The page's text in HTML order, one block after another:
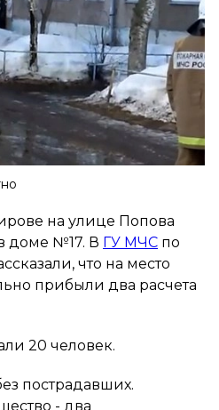
на улице Попова
доме №17. В ГУ МЧС по
что на место
прибыли два расчета
20 человек.
пострадавших.
- два